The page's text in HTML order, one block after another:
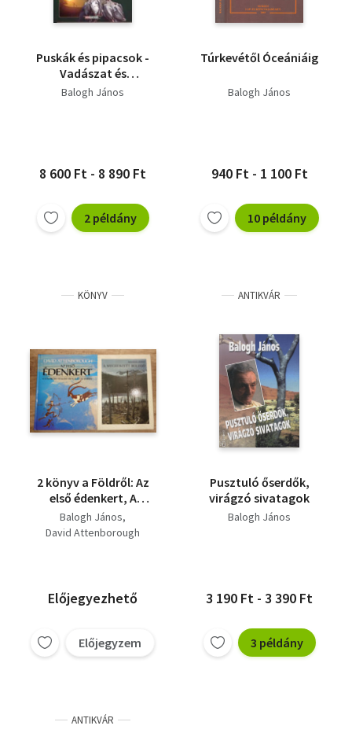
Puskák és pipacsok -
Vadászat és
vadgazdálkodás
Balogh János
8 600 Ft - 8 890 Ft
2 példány
Túrkevétől Óceániáig
Balogh János
940 Ft - 1 100 Ft
10 példány
KÖNYV
2 könyv a Földről: Az
első édenkert, A
megsebzett bolygó
Balogh János
David Attenborough
Előjegyezhető
Előjegyzem
ANTIKVÁR
Pusztuló őserdők,
virágzó sivatagok
Balogh János
3 190 Ft - 3 390 Ft
3 példány
ANTIKVÁR